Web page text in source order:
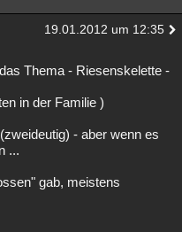
19.01.2012 um 12:35
Thema - Riesenskelette -
in der Familie )
- aber wenn es
...
gab, meistens